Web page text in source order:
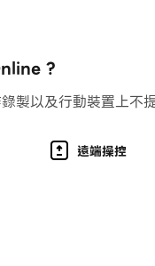
定單個遊戲的結果
王！
?
製以及行動裝置上不
遠端操控